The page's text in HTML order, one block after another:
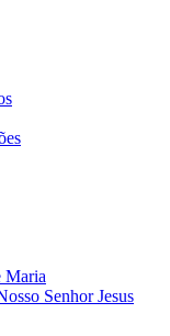
Maria
Senhor Jesus